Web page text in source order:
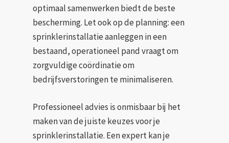
optimaal samenwerken biedt de beste
bescherming. Let ook op de planning: een
sprinklerinstallatie aanleggen in een
bestaand, operationeel pand vraagt om
zorgvuldige coördinatie om
bedrijfsverstoringen te minimaliseren.
Professioneel advies is onmisbaar bij het
maken van de juiste keuzes voor je
sprinklerinstallatie. Een expert kan je